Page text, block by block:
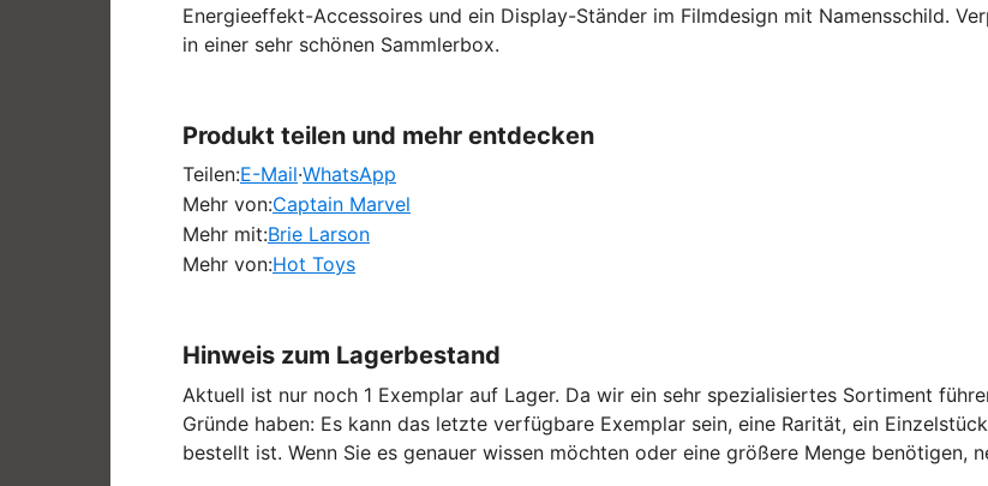
Energieeffekt-Accessoires und ein Display-Ständer im Filmdesign mit Namensschild.
in einer sehr schönen Sammlerbox.
Produkt teilen und mehr entdecken
Teilen:E-Mail·WhatsApp
Mehr von:Captain Marvel
Mehr mit:Brie Larson
Mehr von:Hot Toys
Hinweis zum Lagerbestand
Aktuell ist nur noch 1 Exemplar auf Lager. Da wir ein sehr spezialisiertes Sortiment
Gründe haben: Es kann das letzte verfügbare Exemplar sein, eine Rarität, ein
bestellt ist. Wenn Sie es genauer wissen möchten oder eine größere Menge benötigen,